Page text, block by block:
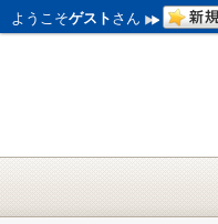
ようこそゲスト さん